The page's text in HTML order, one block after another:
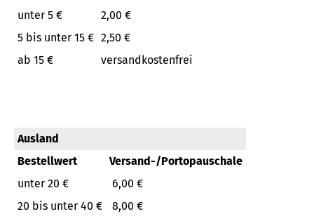
unter 5 €
2,00 €
5 bis unter 15 € 2,50 €
ab 15 €
versandkostenfrei
Ausland
Bestellwert
Versand-/Portopauschale
unter 20 €
6,00 €
20 bis unter 40 €
8,00 €